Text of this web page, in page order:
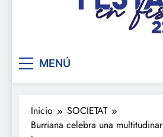
De festa
MENÚ
Inicio
SOCIETAT
Burriana celebra una